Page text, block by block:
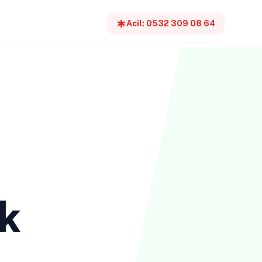
emergencyAcil: 0532 309 08 64